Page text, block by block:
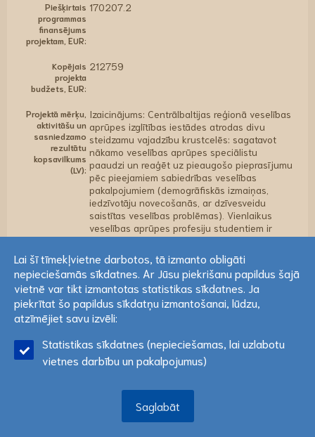
Lai šī tīmekļvietne darbotos, tā izmanto obligāti
nepieciešamās sīkdatnes. Ar Jūsu piekrišanu papildus šajā
vietnē var tikt izmantotas statistikas sīkdatnes. Ja
atzīmējiet savu izvēli:Lasīt vairāk
Saglabāt
Piešķirtais
programmas
finansējums
projektam, EUR:
170207.2
Kopējais
projekta
budžets, EUR:
212759
Projektā mērķu,
aktivitāšu un
sasniedzamo
rezultātu
kopsavilkums
(LV):
Izaicinājums: Centrālbaltijas reģionā veselības
aprūpes izglītības iestādes atrodas divu
steidzamu vajadzību krustcelēs: sagatavot
nākamo veselības aprūpes speciālistu
paaudzi un reaģēt uz pieaugošo pieprasījumu
pēc pieejamiem sabiedrības veselības
pakalpojumiem (demogrāfiskās izmaiņas,
iedzīvotāju novecošanās, ar dzīvesveidu
saistītas veselības problēmas). Vienlaikus
veselības aprūpes profesiju studentiem ir
nepieciešamas strukturētākas un jēgpilnākas
prakses iespējas reālās dzīves situācijās. Abi
projekta partneri ir valsts un reģionālā līmenī
nozīmīgi un atzīti veselības aprūpes izglītības
sniedzēji. Papildus tradicionālo akadēmisko
programmu īstenošanai abu iestāžu statūti un
misijas paredz, ka skolas sniedz pakalpojumus
izglītību ar sabiedrības veselības uzvedību un
veicināšanu. Pašlaik piekļuve šiem
pakalpojumiem ir ļoti fragmentēta, slikti
pārvaldīta pa tālruni vai pēc nepieciešamības
un prasa daudz vērtīgu cilvēkresursu. Kopējais
mērķis: Izstrādāt modernu, lietotājam
Lai šī tīmekļvietne darbotos, tā izmanto obligāti
nepieciešamās sīkdatnes. Ar Jūsu piekrišanu papildus šajā
vietnē var tikt izmantotas statistikas sīkdatnes. Ja
piekrītat šo papildus sīkdatņu izmantošanai, lūdzu,
atzīmējiet savu izvēli:
Statistikas sīkdatnes (nepieciešamas, lai uzlabotu
vietnes darbību un pakalpojumus)
Saglabāt